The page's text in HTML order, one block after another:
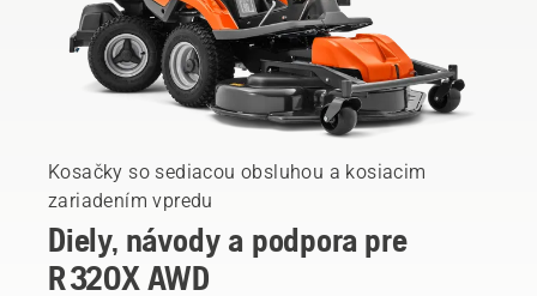
Kosačky so sediacou obsluhou a kosiacim
zariadením vpredu
Diely, návody a podpora pre
R 320X AWD